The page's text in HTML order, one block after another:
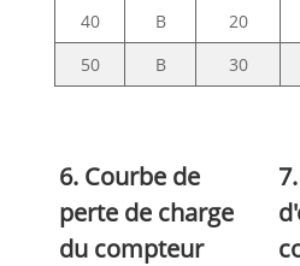
40
B 20
50
B 30
6. Courbe de
perte de charge
du compteur